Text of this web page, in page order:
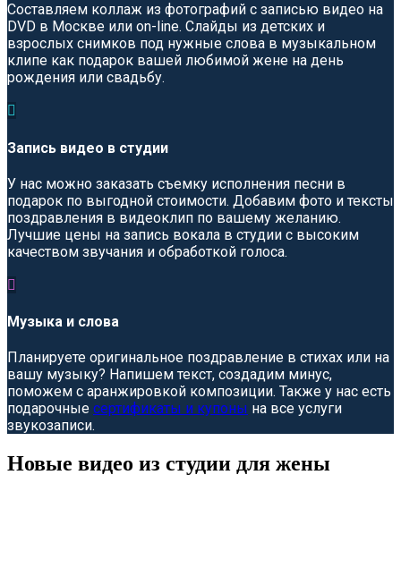
Составляем коллаж из фотографий с записью видео на
DVD в Москве или on-line. Слайды из детских и
взрослых снимков под нужные слова в музыкальном
клипе как подарок вашей любимой жене на день
рождения или свадьбу.

Запись видео в студии
У нас можно заказать съемку исполнения песни в
подарок по выгодной стоимости. Добавим фото и тексты
поздравления в видеоклип по вашему желанию.
Лучшие цены на запись вокала в студии с высоким
качеством звучания и обработкой голоса.

Музыка и слова
Планируете оригинальное поздравление в стихах или на
вашу музыку? Напишем текст, создадим минус,
поможем с аранжировкой композиции. Также у нас есть
подарочные сертификаты и купоны на все услуги
звукозаписи.
Новые видео из студии для жены